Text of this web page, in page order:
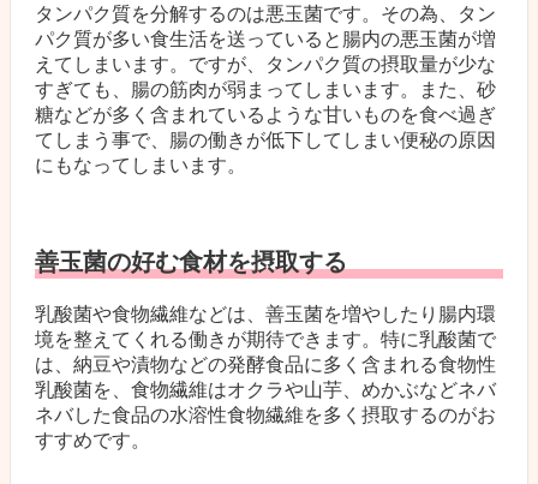
タンパク質を分解するのは悪玉菌です。その為、タン
パク質が多い食生活を送っていると腸内の悪玉菌が増
えてしまいます。ですが、タンパク質の摂取量が少な
すぎても、腸の筋肉が弱まってしまいます。また、砂
糖などが多く含まれているような甘いものを食べ過ぎ
てしまう事で、腸の働きが低下してしまい便秘の原因
にもなってしまいます。
善玉菌の好む食材を摂取する
乳酸菌や食物繊維などは、善玉菌を増やしたり腸内環
境を整えてくれる働きが期待できます。特に乳酸菌で
は、納豆や漬物などの発酵食品に多く含まれる食物性
乳酸菌を、食物繊維はオクラや山芋、めかぶなどネバ
ネバした食品の水溶性食物繊維を多く摂取するのがお
すすめです。